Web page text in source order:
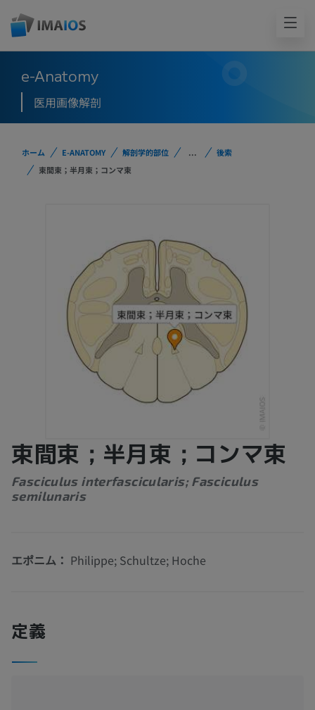
e-Anatomy
医用画像解剖
ホーム E-ANATOMY 解剖学的部位 ...
後索
束間束；半月束；コンマ束
束間束；半月束；コンマ束
Fasciculus interfascicularis; Fasciculus
semilunaris
エポニム： Philippe; Schultze; Hoche
定義